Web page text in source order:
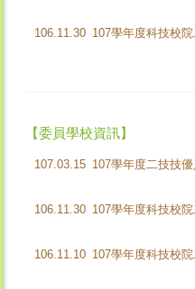
106.11.30
【委員學校資訊】
107.03.15
106.11.30
106.11.10